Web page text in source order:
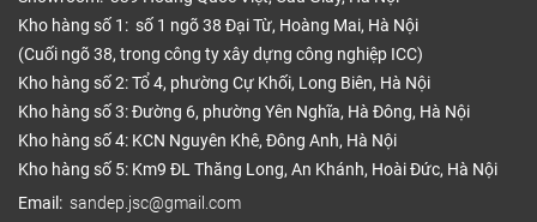
Kho hàng số 1: số 1 ngõ 38 Đại Từ, Hoàng Mai, Hà Nội
(Cuối ngõ 38, trong công ty xây dựng công nghiệp ICC)
Kho hàng số 2: Tổ 4, phường Cự Khối, Long Biên, Hà Nội
Kho hàng số 3: Đường 6, phường Yên Nghĩa, Hà Đông, Hà Nội
Kho hàng số 4: KCN Nguyên Khê, Đông Anh, Hà Nội
Kho hàng số 5: Km9 ĐL Thăng Long, An Khánh, Hoài Đức, Hà Nội
Email: sandep.jsc@gmail.com